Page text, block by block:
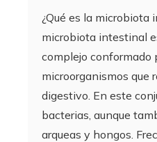
¿Qué es la microbiota
microbiota intestinal
complejo conformado
microorganismos que
digestivo. En este
bacterias, aunque
arqueas y hongos.